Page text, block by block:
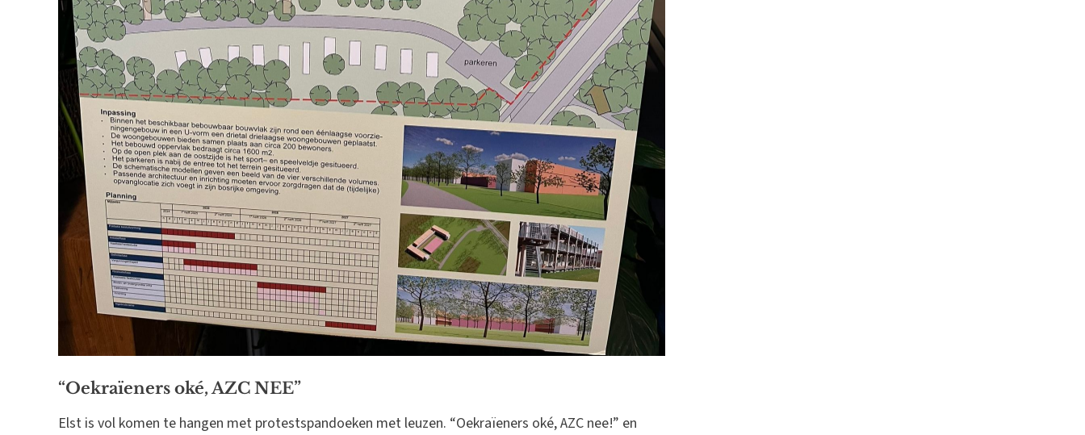
“Oekraïeners oké, AZC NEE”
Elst is vol komen te hangen met protestspandoeken met leuzen. “Oekraïeners oké, AZC nee!” en